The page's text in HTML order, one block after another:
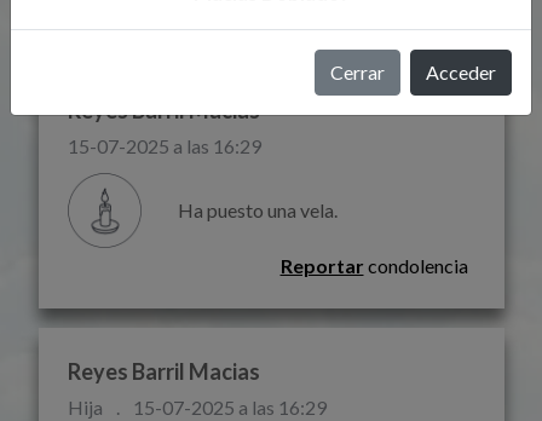
Reportar
Reyes Barril Macias
15-07-2025 a las 16:29
Ha puesto una vela.
Reportar condolencia
Reyes Barril Macias
Hija . 15-07-2025 a las 16:29
Cerrar Acceder